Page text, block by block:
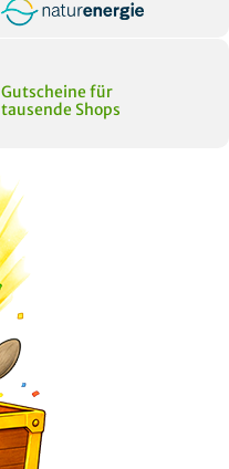
Gutscheine für
tausende Shops